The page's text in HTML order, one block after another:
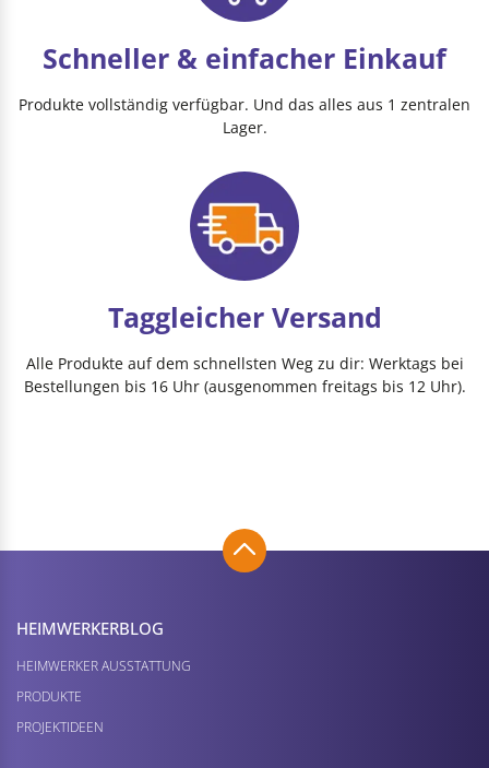
Schneller & einfacher Einkauf
Produkte vollständig verfügbar. Und das alles aus 1 zentralen
Lager.
Taggleicher Versand
Alle Produkte auf dem schnellsten Weg zu dir: Werktags bei
Bestellungen bis 16 Uhr (ausgenommen freitags bis 12 Uhr).
HEIMWERKER­BLOG
HEIMWERKER AUSSTATTUNG
PRODUKTE
PROJEKTIDEEN